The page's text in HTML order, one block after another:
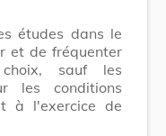
études dans le
et de fréquenter
sauf les
les conditions
à l'exercice de